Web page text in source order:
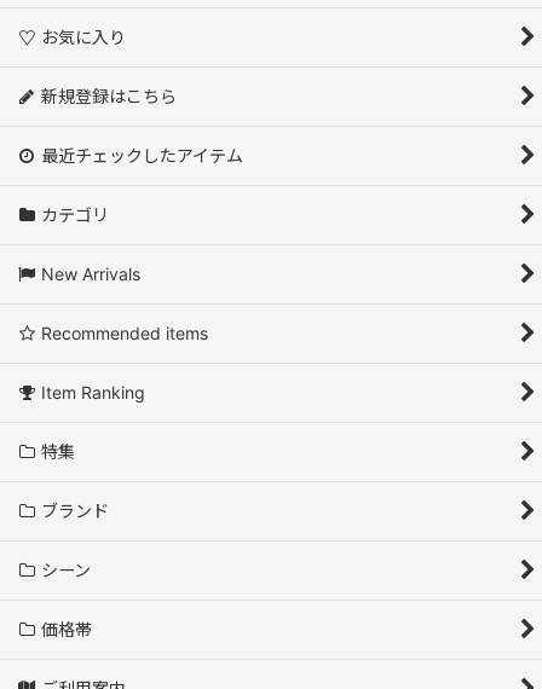
お気に入り
新規登録はこちら
最近チェックしたアイテム
カテゴリ
New Arrivals
Recommended items
Item Ranking
特集
ブランド
シーン
価格帯